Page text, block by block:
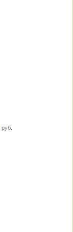
руб.